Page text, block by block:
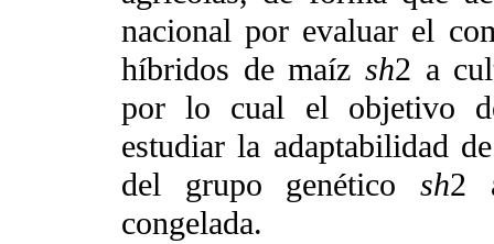
nacional por evaluar el
híbridos de maíz sh2 a
por lo cual el objetivo
estudiar la adaptabilidad
del grupo genético sh2
congelada.